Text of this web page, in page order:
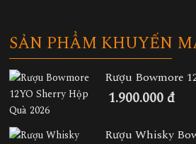
SẢN PHẨM KHUYẾN
Rượu Bowmore
1.900.000 đ
Rượu Whisky